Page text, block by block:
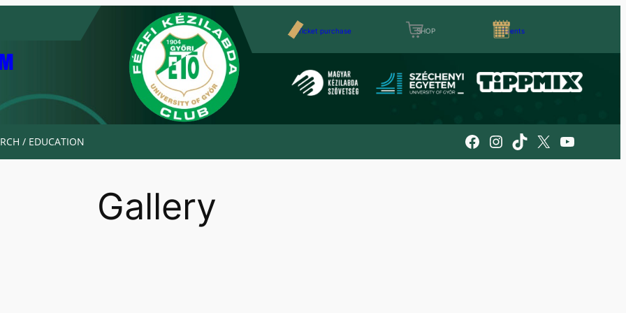
Ticket purchase SHOP Events
/ EDUCATION Facebook
Instagram
TikTok
X YouTube
Gallery